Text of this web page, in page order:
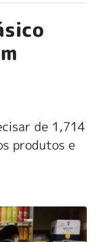
de 1,714
produtos e